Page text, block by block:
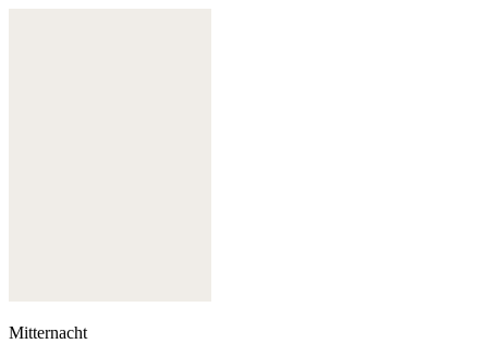
Mitternacht